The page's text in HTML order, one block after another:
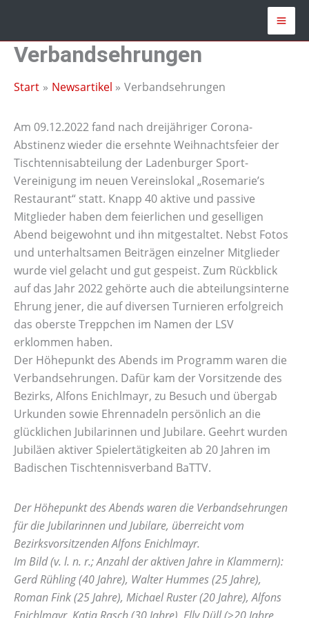
springen
Verbandsehrungen
Start Newsartikel Verbandsehrungen
Am 09.12.2022 fand nach dreijähriger Corona-
Abstinenz wieder die ersehnte Weihnachtsfeier der
Tischtennisabteilung der Ladenburger Sport-
Vereinigung im neuen Vereinslokal „Rosemarie’s
Restaurant“ statt. Knapp 40 aktive und passive
Mitglieder haben dem feierlichen und geselligen
Abend beigewohnt und ihn mitgestaltet. Nebst Fotos
und unterhaltsamen Beiträgen einzelner Mitglieder
wurde viel gelacht und gut gespeist. Zum Rückblick
auf das Jahr 2022 gehörte auch die abteilungsinterne
Ehrung jener, die auf diversen Turnieren erfolgreich
das oberste Treppchen im Namen der LSV
erklommen haben.
Der Höhepunkt des Abends im Programm waren die
Verbandsehrungen. Dafür kam der Vorsitzende des
Bezirks, Alfons Enichlmayr, zu Besuch und übergab
Urkunden sowie Ehrennadeln persönlich an die
glücklichen Jubilarinnen und Jubilare. Geehrt wurden
Jubiläen aktiver Spielertätigkeiten ab 20 Jahren im
Badischen Tischtennisverband BaTTV.
Der Höhepunkt des Abends waren die Verbandsehrungen
für die Jubilarinnen und Jubilare, überreicht vom
Bezirksvorsitzenden Alfons Enichlmayr.
Im Bild (v. l. n. r.; Anzahl der aktiven Jahre in Klammern):
Gerd Rühling (40 Jahre), Walter Hummes (25 Jahre),
Roman Fink (25 Jahre), Michael Ruster (20 Jahre), Alfons